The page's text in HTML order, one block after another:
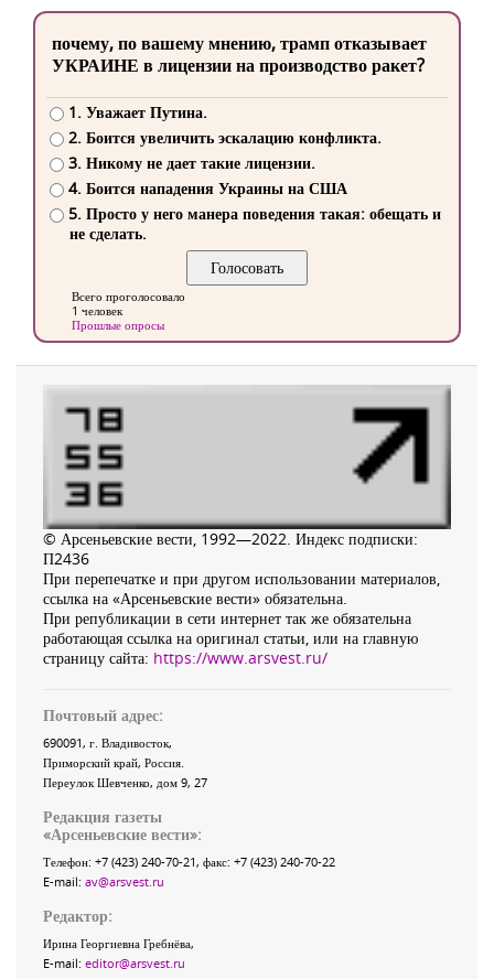
почему, по вашему мнению, трамп отказывает
УКРАИНЕ в лицензии на производство ракет?
1. Уважает Путина.
2. Боится увеличить эскалацию конфликта.
3. Никому не дает такие лицензии.
4. Боится нападения Украины на США
5. Просто у него манера поведения такая: обещать и
не сделать.
Всего проголосовало
1 человек
Прошлые опросы
© Арсеньевские вести, 1992—2022. Индекс подписки:
П2436
При перепечатке и при другом использовании материалов,
ссылка на «Арсеньевские вести» обязательна.
При републикации в сети интернет так же обязательна
работающая ссылка на оригинал статьи, или на главную
страницу сайта: https://www.arsvest.ru/
Почтовый адрес:
690091, г. Владивосток,
Приморский край, Россия
Переулок Шевченко, дом 9, 27
Редакция газеты
«Арсеньевские вести»:
Телефон: +7 (423) 240-70-21, факс: +7 (423) 240-70-22
E-mail: av@arsvest.ru
Редактор:
Ирина Георгиевна Гребнёва,
E-mail: editor@arsvest.ru